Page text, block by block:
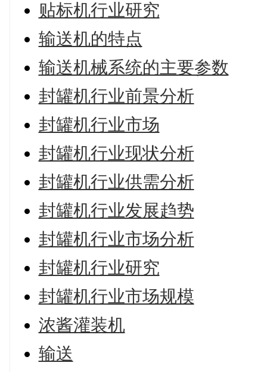
贴标机行业研究
输送机的特点
输送机械系统的主要参数
封罐机行业前景分析
封罐机行业市场
封罐机行业现状分析
封罐机行业供需分析
封罐机行业发展趋势
封罐机行业市场分析
封罐机行业研究
封罐机行业市场规模
浓酱灌装机
输送